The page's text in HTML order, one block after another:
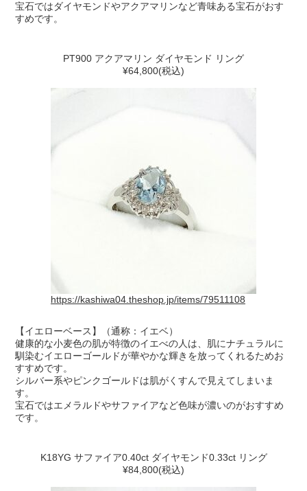
宝石ではダイヤモンドやアクアマリンなど青味ある宝石がおす
すめです。
PT900 アクアマリン ダイヤモンド リング
¥64,800(税込)
https://kashiwa04.theshop.jp/items/79511108
【イエローベース】（通称：イエベ）
健康的な小麦色の肌が特徴のイエべの人は、肌にナチュラルに
馴染むイエローゴールドが華やかな輝きを放ってくれるためお
すすめです。
シルバー系やピンクゴールドは肌がくすんで見えてしまいま
す。
宝石ではエメラルドやサファイアなど色味が濃いのがおすすめ
です。
K18YG サファイア0.40ct ダイヤモンド0.33ct リング
¥84,800(税込)